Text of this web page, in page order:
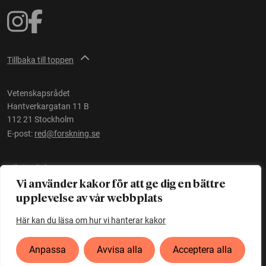
Vi använder kakor för att ge dig en bättre
upplevelse av vår webbplats
Här kan du läsa om hur vi hanterar kakor
Anpassa Avvisa alla Acceptera alla
Tillbaka till toppen
Vetenskapsrådet
Hantverkargatan 11 B
112 21 Stockholm
E-post: red@forskning.se
Tillgänglighet
Ett initiativ avVetenskapsrådet